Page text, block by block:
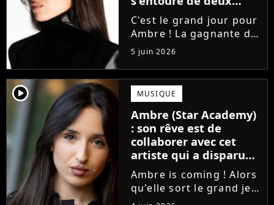
proches de Slimane
C'est le grand jour pour
Ambre ! La gagnante de
la Star Academy fait ses
premiers pas dans
l'industrie en publiant
J'me demande, un
premier single que la
chanteuse a
confectionné avec...
5 juin 2026
player2 MUSIQUE
Ambre (Star Academy)
: son rêve est de
collaborer avec cet
artiste qui a disparu
des radars, "c'est un
génie"
Ambre is coming ! Alors
qu'elle sort le grand jeu
cette semaine en